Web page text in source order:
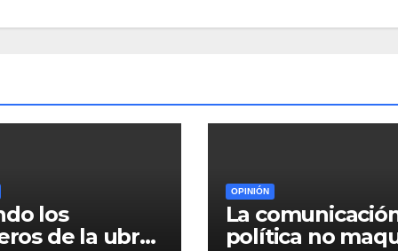
los
de la ubre
OPINIÓN
La
política no